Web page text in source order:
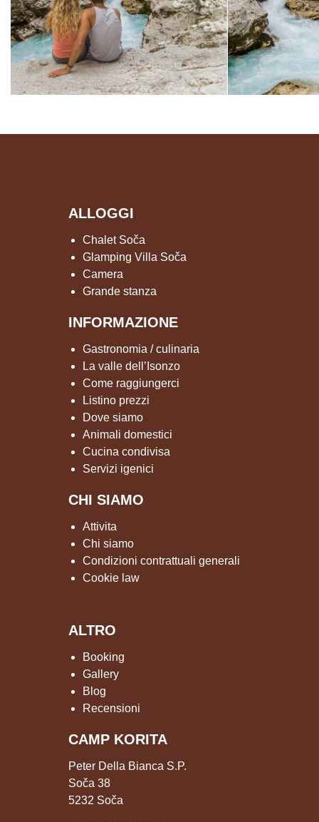
ALLOGGI
Chalet Soča
Glamping Villa Soča
Camera
Grande stanza
INFORMAZIONE
Gastronomia / culinaria
La valle dell’Isonzo
Come raggiungerci
Listino prezzi
Dove siamo
Animali domestici
Cucina condivisa
Servizi igenici
CHI SIAMO
Attivita
Chi siamo
Condizioni contrattuali generali
Cookie law
ALTRO
Booking
Gallery
Blog
Recensioni
CAMP KORITA
Peter Della Bianca S.P.
Soča 38
5232 Soča